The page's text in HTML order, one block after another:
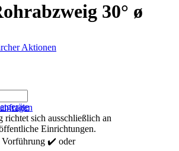
Aktionen
30° ø
sich ausschließlich an
Einrichtungen.
✔️ oder